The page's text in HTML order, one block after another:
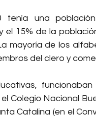
una
el 15% de la
mayoría de los
del clero y
Colegio Nacional
Catalina (en el